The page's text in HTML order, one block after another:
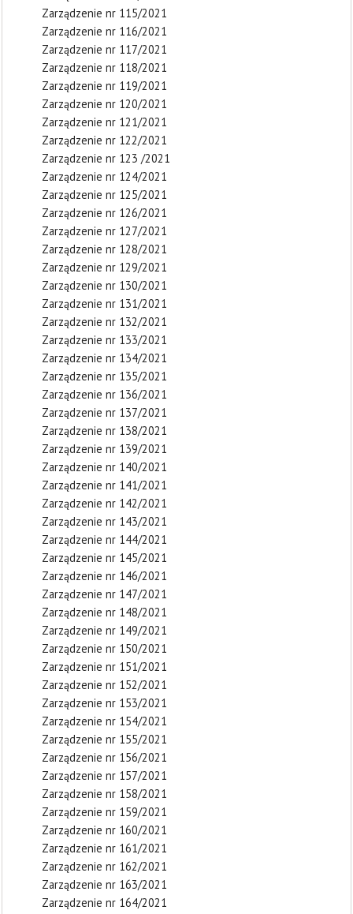
Zarządzenie nr 115/2021
Zarządzenie nr 116/2021
Zarządzenie nr 117/2021
Zarządzenie nr 118/2021
Zarządzenie nr 119/2021
Zarządzenie nr 120/2021
Zarządzenie nr 121/2021
Zarządzenie nr 122/2021
Zarządzenie nr 123 /2021
Zarządzenie nr 124/2021
Zarządzenie nr 125/2021
Zarządzenie nr 126/2021
Zarządzenie nr 127/2021
Zarządzenie nr 128/2021
Zarządzenie nr 129/2021
Zarządzenie nr 130/2021
Zarządzenie nr 131/2021
Zarządzenie nr 132/2021
Zarządzenie nr 133/2021
Zarządzenie nr 134/2021
Zarządzenie nr 135/2021
Zarządzenie nr 136/2021
Zarządzenie nr 137/2021
Zarządzenie nr 138/2021
Zarządzenie nr 139/2021
Zarządzenie nr 140/2021
Zarządzenie nr 141/2021
Zarządzenie nr 142/2021
Zarządzenie nr 143/2021
Zarządzenie nr 144/2021
Zarządzenie nr 145/2021
Zarządzenie nr 146/2021
Zarządzenie nr 147/2021
Zarządzenie nr 148/2021
Zarządzenie nr 149/2021
Zarządzenie nr 150/2021
Zarządzenie nr 151/2021
Zarządzenie nr 152/2021
Zarządzenie nr 153/2021
Zarządzenie nr 154/2021
Zarządzenie nr 155/2021
Zarządzenie nr 156/2021
Zarządzenie nr 157/2021
Zarządzenie nr 158/2021
Zarządzenie nr 159/2021
Zarządzenie nr 160/2021
Zarządzenie nr 161/2021
Zarządzenie nr 162/2021
Zarządzenie nr 163/2021
Zarządzenie nr 164/2021